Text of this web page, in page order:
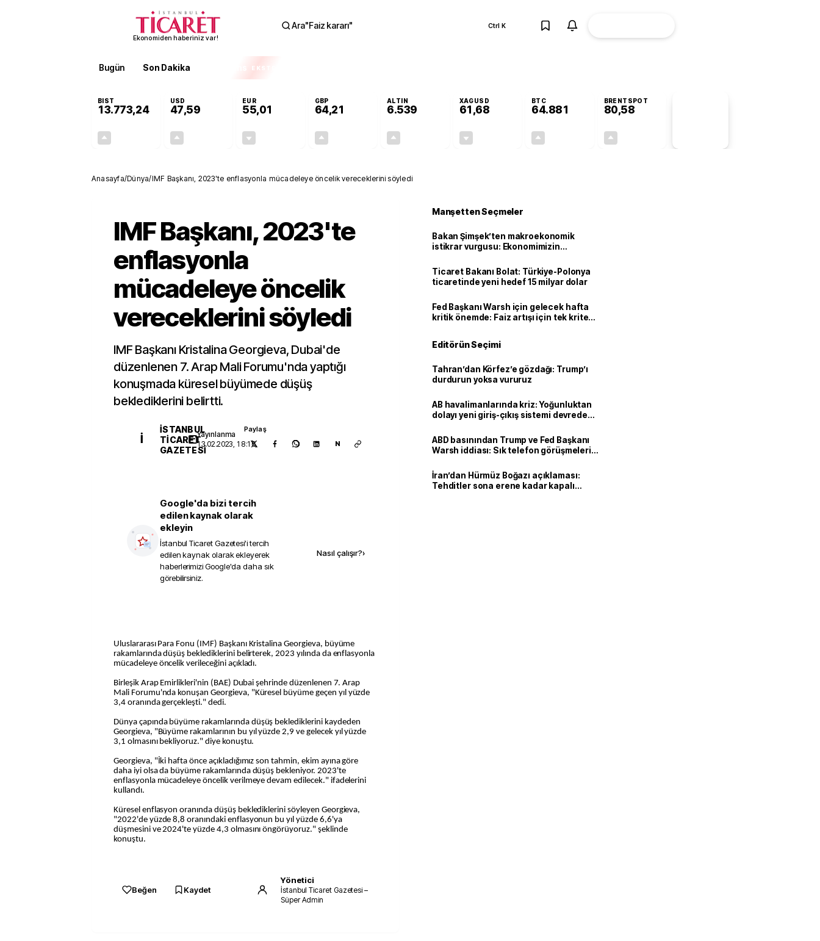
Ekonomiden haberiniz var!
Ara"Faiz kararı" Ctrl K
Bugün Son Dakika EKSTRA
BIST
13.773,24
USD
47,59
EUR
55,01
GBP
64,21
ALTIN
6.539
XAGUSD
61,68
BTC
64.881
BRENTSPOT
80,58
Anasayfa/Dünya/IMF Başkanı, 2023'te enflasyonla mücadeleye öncelik vereceklerini söyledi
IMF Başkanı, 2023'te
enflasyonla
mücadeleye öncelik
vereceklerini söyledi
IMF Başkanı Kristalina Georgieva, Dubai'de
düzenlenen 7. Arap Mali Forumu'nda yaptığı
konuşmada küresel büyümede düşüş
beklediklerini belirtti.
İ
İSTANBUL
TICARET
GAZETESI
Yayınlanma
13.02.2023, 18:16
Paylaş
N
Google'da bizi tercih
edilen kaynak olarak
ekleyin
İstanbul Ticaret Gazetesi'i tercih
edilen kaynak olarak ekleyerek
haberlerimizi Google'da daha sık
görebilirsiniz.
Nasıl çalışır?›
Uluslararası Para Fonu (IMF) Başkanı Kristalina Georgieva, büyüme
rakamlarında düşüş beklediklerini belirterek, 2023 yılında da enflasyonla
mücadeleye öncelik verileceğini açıkladı.
Birleşik Arap Emirlikleri'nin (BAE) Dubai şehrinde düzenlenen 7. Arap
Mali Forumu'nda konuşan Georgieva, "Küresel büyüme geçen yıl yüzde
3,4 oranında gerçekleşti." dedi.
Dünya çapında büyüme rakamlarında düşüş beklediklerini kaydeden
Georgieva, "Büyüme rakamlarının bu yıl yüzde 2,9 ve gelecek yıl yüzde
3,1 olmasını bekliyoruz." diye konuştu.
Georgieva, "İki hafta önce açıkladığımız son tahmin, ekim ayına göre
daha iyi olsa da büyüme rakamlarında düşüş bekleniyor. 2023'te
enflasyonla mücadeleye öncelik verilmeye devam edilecek." ifadelerini
kullandı.
Küresel enflasyon oranında düşüş beklediklerini söyleyen Georgieva,
"2022'de yüzde 8,8 oranındaki enflasyonun bu yıl yüzde 6,6'ya
düşmesini ve 2024'te yüzde 4,3 olmasını öngörüyoruz." şeklinde
konuştu.
Beğen Kaydet
Yönetici
İstanbul Ticaret Gazetesi –
Süper Admin
Manşetten Seçmeler
Bakan Şimşek’ten makroekonomik
istikrar vurgusu: Ekonomimizin
Ticaret Bakanı Bolat: Türkiye-Polonya
ticaretinde yeni hedef 15 milyar dolar
Fed Başkanı Warsh için gelecek hafta
kritik önemde: Faiz artışı için tek kriter
Editörün Seçimi
Tahran’dan Körfez’e gözdağı: Trump’ı
durdurun yoksa vururuz
AB havalimanlarında kriz: Yoğunluktan
dolayı yeni giriş-çıkış sistemi devreden
ABD basınından Trump ve Fed Başkanı
Warsh iddiası: Sık telefon görüşmeleri
İran’dan Hürmüz Boğazı açıklaması:
Tehditler sona erene kadar kapalı